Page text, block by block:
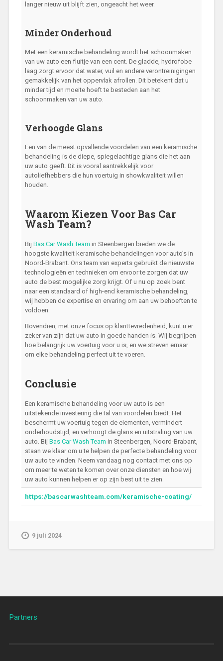
langer nieuw uit blijft zien, ongeacht het weer.
Minder Onderhoud
Met een keramische behandeling wordt het schoonmaken
van uw auto een fluitje van een cent. De gladde, hydrofobe
laag zorgt ervoor dat water, vuil en andere verontreinigingen
gemakkelijk van het oppervlak afrollen. Dit betekent dat u
minder tijd en moeite hoeft te besteden aan het
schoonmaken van uw auto.
Verhoogde Glans
Een van de meest opvallende voordelen van een keramische
behandeling is de diepe, spiegelachtige glans die het aan
uw auto geeft. Dit is vooral aantrekkelijk voor
autoliefhebbers die hun voertuig in showkwaliteit willen
houden.
Waarom Kiezen Voor Bas Car
Wash Team?
Bij Bas Car Wash Team in Steenbergen bieden we de
hoogste kwaliteit keramische behandelingen voor auto’s in
Noord-Brabant. Ons team van experts gebruikt de nieuwste
technologieën en technieken om ervoor te zorgen dat uw
auto de best mogelijke zorg krijgt. Of u nu op zoek bent
naar een standaard of high-end keramische behandeling,
wij hebben de expertise en ervaring om aan uw behoeften te
voldoen.
Bovendien, met onze focus op klanttevredenheid, kunt u er
zeker van zijn dat uw auto in goede handen is. Wij begrijpen
hoe belangrijk uw voertuig voor u is, en we streven ernaar
om elke behandeling perfect uit te voeren.
Conclusie
Een keramische behandeling voor uw auto is een
uitstekende investering die tal van voordelen biedt. Het
beschermt uw voertuig tegen de elementen, vermindert
onderhoudstijd, en verhoogt de glans en uitstraling van uw
auto. Bij Bas Car Wash Team in Steenbergen, Noord-Brabant,
staan we klaar om u te helpen de perfecte behandeling voor
uw auto te vinden. Neem vandaag nog contact met ons op
om meer te weten te komen over onze diensten en hoe wij
uw auto kunnen helpen er op zijn best uit te zien.
https://bascarwashteam.com/keramische-coating/
9 juli 2024
Partners